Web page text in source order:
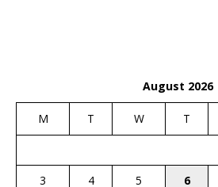
August 2026
M T W T
3
4 5 6